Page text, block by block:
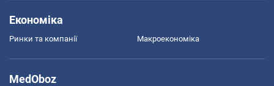
Економіка
Ринки та компанії Макроекономіка
MedOboz